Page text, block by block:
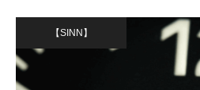
【SINN】